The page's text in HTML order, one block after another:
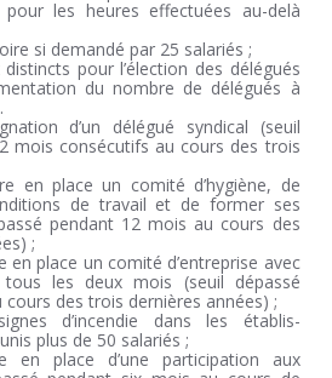
les heures effectuées au-delà
si demandé par 25 salariés ;
pour l’élection des délégués
du nombre de délégués à
d’un délégué syndical (seuil
mois consécutifs au cours des trois
en place un comité d’hygiène, de
de travail et de former ses
pendant 12 mois au cours des
;
place un comité d’entreprise avec
les deux mois (seuil dépassé
des trois dernières années) ;
d’incendie dans les établis-
plus de 50 salariés ;
en place d’une participation aux